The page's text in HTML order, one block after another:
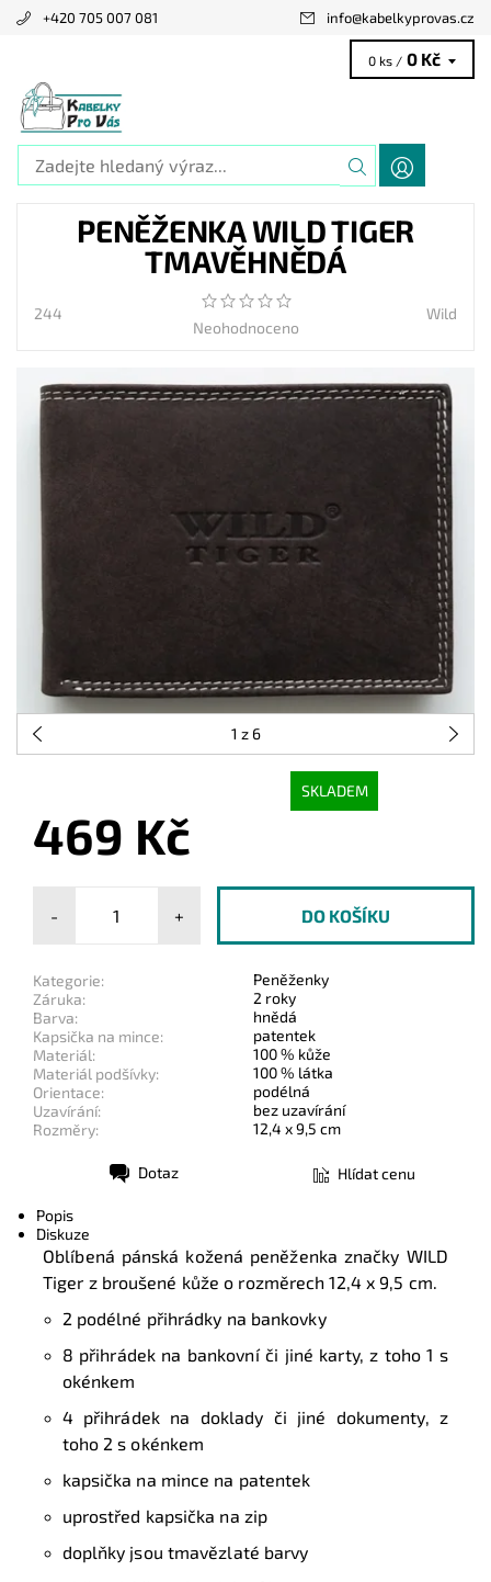
+420 705 007 081 info@kabelkyprovas.cz
0 ks / 0 Kč
PENĚŽENKA WILD TIGER
TMAVĚHNĚDÁ
244
Neohodnoceno
Wild
1 z 6
SKLADEM
469 Kč
- +
Kategorie:
Peněženky
Záruka:
2 roky
Barva:
hnědá
Kapsička na mince:
patentek
Materiál:
100 % kůže
Materiál podšívky:
100 % látka
Orientace:
podélná
Uzavírání:
bez uzavírání
Rozměry:
12,4 x 9,5 cm
Dotaz Hlídat cenu
Popis
Diskuze
Oblíbená pánská kožená peněženka značky WILD
Tiger z broušené kůže o rozměrech 12,4 x 9,5 cm.
2 podélné přihrádky na bankovky
8 přihrádek na bankovní či jiné karty, z toho 1 s
okénkem
4 přihrádek na doklady či jiné dokumenty, z
toho 2 s okénkem
kapsička na mince na patentek
uprostřed kapsička na zip
doplňky jsou tmavězlaté barvy